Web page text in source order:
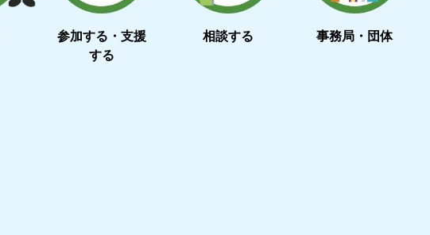
参加する・支援
する
相談する 事務局・団体